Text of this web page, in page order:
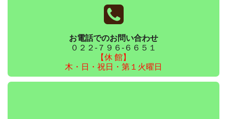
お電話でのお問い合わせ
０２２-７９６-６６５１
【休 館】
木・日・祝日・第１火曜日